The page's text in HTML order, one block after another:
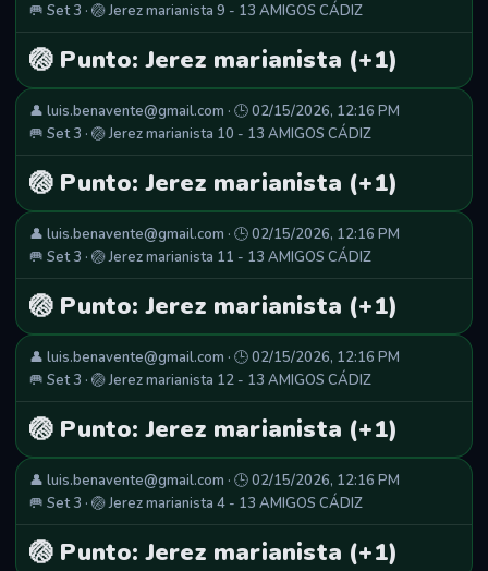
🥅 Set 3 · 🏐 Jerez marianista 9 - 13 AMIGOS CÁDIZ
🏐 Punto: Jerez marianista (+1)
👤 luis.benavente@gmail.com · 🕒 02/15/2026, 12:16 PM
🥅 Set 3 · 🏐 Jerez marianista 10 - 13 AMIGOS CÁDIZ
🏐 Punto: Jerez marianista (+1)
👤 luis.benavente@gmail.com · 🕒 02/15/2026, 12:16 PM
🥅 Set 3 · 🏐 Jerez marianista 11 - 13 AMIGOS CÁDIZ
🏐 Punto: Jerez marianista (+1)
👤 luis.benavente@gmail.com · 🕒 02/15/2026, 12:16 PM
🥅 Set 3 · 🏐 Jerez marianista 12 - 13 AMIGOS CÁDIZ
🏐 Punto: Jerez marianista (+1)
👤 luis.benavente@gmail.com · 🕒 02/15/2026, 12:16 PM
🥅 Set 3 · 🏐 Jerez marianista 4 - 13 AMIGOS CÁDIZ
🏐 Punto: Jerez marianista (+1)